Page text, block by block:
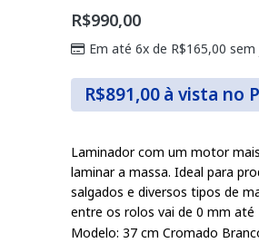
R$990,00
Em até 6x de R$165,00 sem
R$891,00à vista no
Laminador com um motor
laminar a massa. Ideal para
salgados e diversos tipos de
entre os rolos vai de 0 mm até
Modelo: 37 cm Cromado